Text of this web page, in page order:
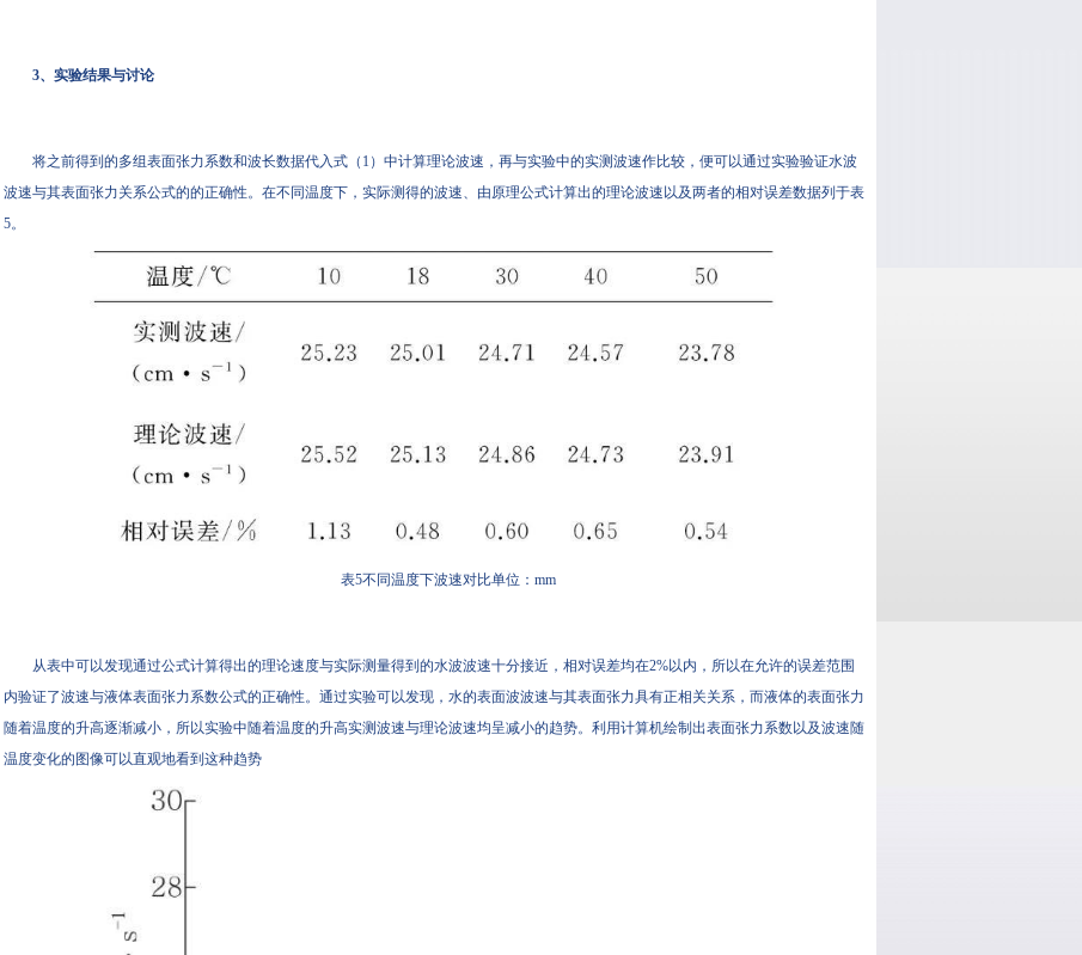
3、实验结果与讨论
将之前得到的多组表面张力系数和波长数据代入式（1）中计算理论波速，再与实验中的实测波速作比较，便可以通过实验验证水波
波速与其表面张力关系公式的的正确性。在不同温度下，实际测得的波速、由原理公式计算出的理论波速以及两者的相对误差数据列于表
5。
表5不同温度下波速对比单位：mm
从表中可以发现通过公式计算得出的理论速度与实际测量得到的水波波速十分接近，相对误差均在2%以内，所以在允许的误差范围
内验证了波速与液体表面张力系数公式的正确性。通过实验可以发现，水的表面波波速与其表面张力具有正相关关系，而液体的表面张力
随着温度的升高逐渐减小，所以实验中随着温度的升高实测波速与理论波速均呈减小的趋势。利用计算机绘制出表面张力系数以及波速随
温度变化的图像可以直观地看到这种趋势